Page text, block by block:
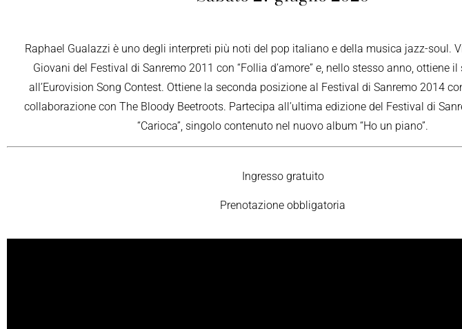
Raphael Gualazzi è uno degli interpreti più noti del pop italiano e della musica jazz-soul.
Giovani del Festival di Sanremo 2011 con “Follia d’amore” e, nello stesso anno, ottiene
all’Eurovision Song Contest. Ottiene la seconda posizione al Festival di Sanremo 2014
collaborazione con The Bloody Beetroots. Partecipa all’ultima edizione del Festival di
“Carioca”, singolo contenuto nel nuovo album “Ho un piano”.
Ingresso gratuito
Prenotazione obbligatoria